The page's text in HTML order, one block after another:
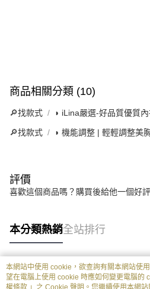
商品相關分類 (10)
🔎找款式 ◗ iLina嚴選-好品質優質
🔎找款式 ◗ 機能調整 | 輕輕調整美
評價
喜歡這個商品嗎？購買後給他一個好
本分類熱銷全站排行
熱門標籤
本網站中使用 cookie，欲查詢有關本網站使
望在電腦上使用 cookie 時應如何變更電腦的
權條款 」之 Cookie 聲明。您繼續使用本網